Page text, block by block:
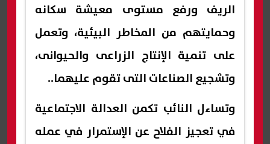
الريف ورفع مستوى معيشة سكانه
وحمايتهم من المخاطر البيئية، وتعمل
على تنمية الإنتاج الزراعى والحيوانى،
وتشجيع الصناعات التى تقوم عليهما..
وتساءل النائب تكمن العدالة الاجتماعية
في تعجيز الفلاح عن الإستمرار في عمله